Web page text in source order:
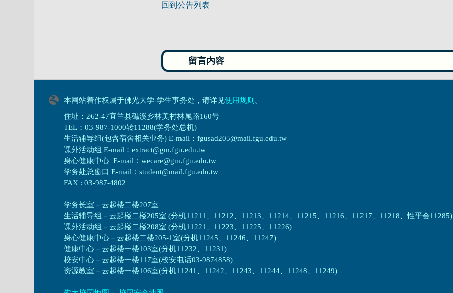
回到公告列表
本网站着作权属于佛光大学-学生事务处，请详见使用规则 。
住址：262-47宜兰县礁溪乡林美村林尾路160号
TEL：03-987-1000转11288(学务处总机)
生活辅导组(包含宿舍相关业务) E-mail：fgusad205@mail.fgu.edu.tw
课外活动组 E-mail：extract@gm.fgu.edu.tw
身心健康中心 E-mail：wecare@gm.fgu.edu.tw
学务处总窗口 E-mail：student@mail.fgu.edu.tw
FAX : 03-987-4802
学务长室－云起楼二楼207室
生活辅导组 － 云起楼二楼205室 (分机11211、11212、11213、11214、11215、11216、11217、11218、性平会11285)
课外活动组 － 云起楼二楼208室 (分机11221、11223、11225、11226)
身心健康中心 － 云起楼二楼205-1室(分机11245、11246、11247)
健康中心－ 云起楼一楼103室(分机11232、11231)
校安中心－ 云起楼一楼117室(校安电话03-9874858)
资源教室 － 云起楼一楼106室(分机11241、11242、11243、11244、11248、11249)